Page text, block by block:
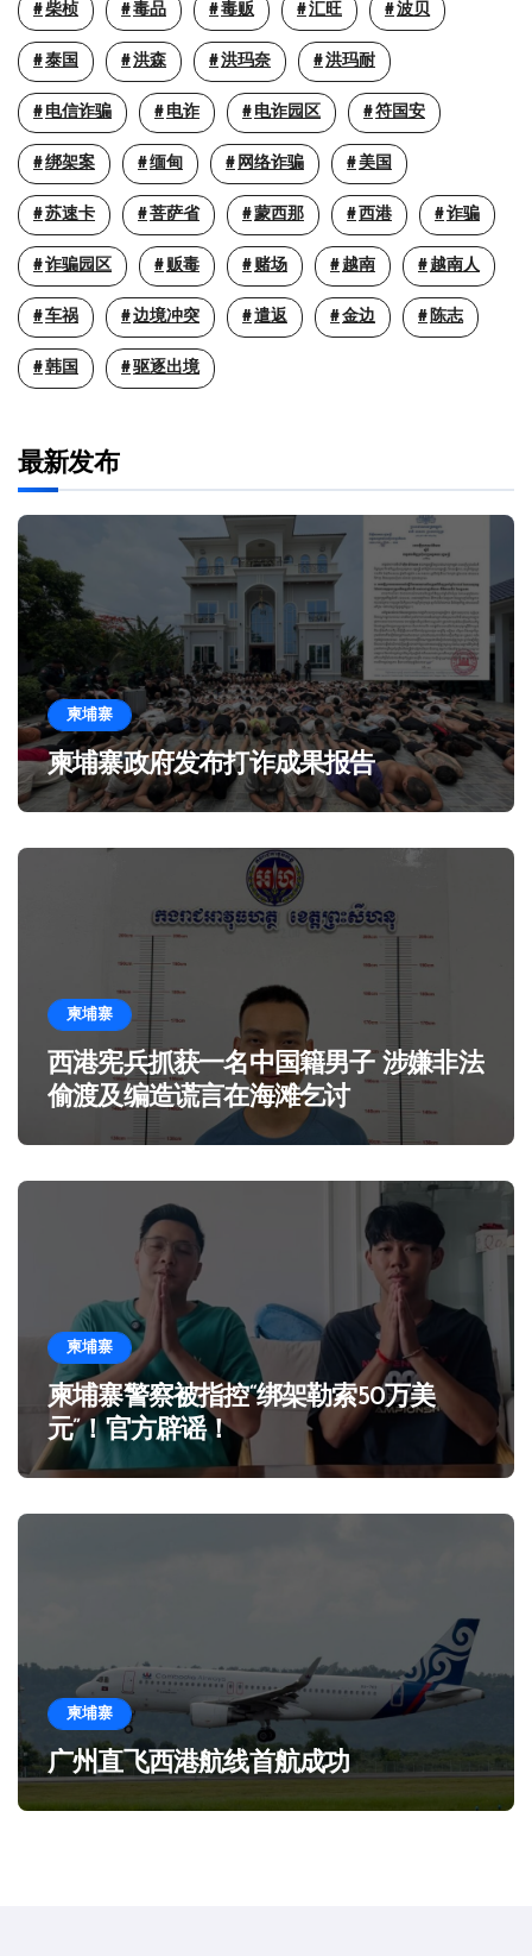
柴桢 毒品 毒贩 汇旺 波贝
泰国 洪森 洪玛奈 洪玛耐
电信诈骗 电诈 电诈园区 符国安
绑架案 缅甸 网络诈骗 美国
苏速卡 菩萨省 蒙西那 西港 诈骗
诈骗园区 贩毒 赌场 越南 越南人
车祸 边境冲突 遣返 金边 陈志
韩国 驱逐出境
最新发布
柬埔寨
柬埔寨政府发布打诈成果报告
柬埔寨
西港宪兵抓获一名中国籍男子 涉嫌非法
偷渡及编造谎言在海滩乞讨
柬埔寨
柬埔寨警察被指控“绑架勒索50万美
元”！官方辟谣！
柬埔寨
广州直飞西港航线首航成功